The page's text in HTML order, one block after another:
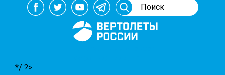
*/ ?>